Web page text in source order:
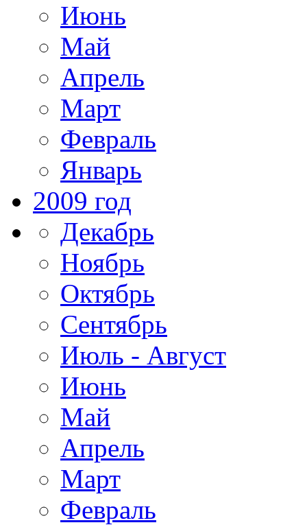
Июнь
Май
Апрель
Март
Февраль
Январь
2009 год
Декабрь
Ноябрь
Октябрь
Сентябрь
Июль - Август
Июнь
Май
Апрель
Март
Февраль